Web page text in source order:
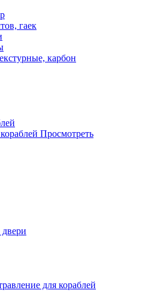
гаек
карбон
Просмотреть
для кораблей